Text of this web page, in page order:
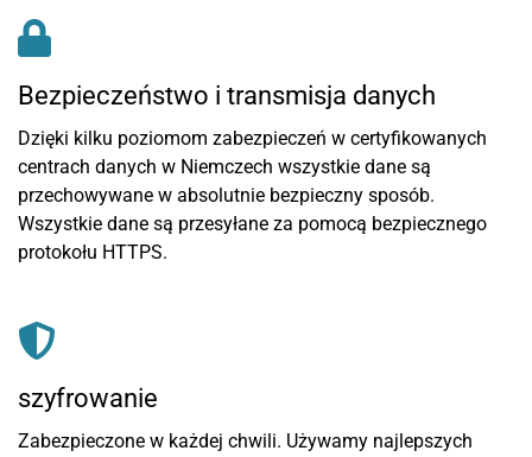
Bezpieczeństwo i transmisja danych
Dzięki kilku poziomom zabezpieczeń w certyfikowanych
centrach danych w Niemczech wszystkie dane są
przechowywane w absolutnie bezpieczny sposób.
Wszystkie dane są przesyłane za pomocą bezpiecznego
protokołu HTTPS.
szyfrowanie
Zabezpieczone w każdej chwili. Używamy najlepszych